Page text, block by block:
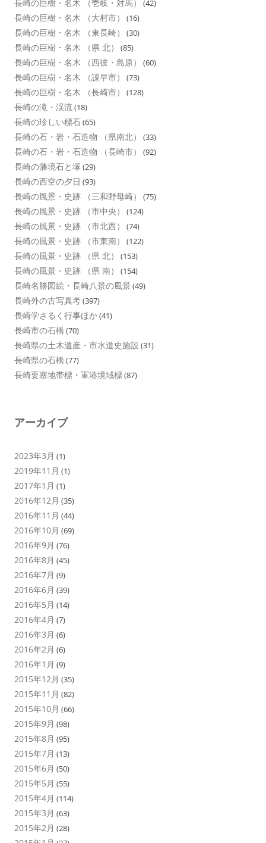
長崎の巨樹・名木 （壱岐・対馬） (42)
長崎の巨樹・名木 （大村市） (16)
長崎の巨樹・名木 （東長崎） (30)
長崎の巨樹・名木 （県 北） (85)
長崎の巨樹・名木 （西彼・島原） (60)
長崎の巨樹・名木 （諌早市） (73)
長崎の巨樹・名木 （長崎市） (128)
長崎の滝・渓流(18)
長崎の珍しい標石(65)
長崎の石・岩・石造物 （県南北） (33)
長崎の石・岩・石造物 （長崎市） (92)
長崎の藩境石と塚 (29)
長崎の西空の夕日 (93)
長崎の風景・史跡 （三和野母崎） (75)
長崎の風景・史跡 （市中央） (124)
長崎の風景・史跡 （市北西） (74)
長崎の風景・史跡 （市東南） (122)
長崎の風景・史跡 （県 北） (153)
長崎の風景・史跡 （県 南） (154)
長崎名勝図絵・長崎八景の風景 (49)
長崎外の古写真考(397)
長崎学さるく行事ほか(41)
長崎市の石橋 (70)
長崎県の土木遺産・市水道史施設 (31)
長崎県の石橋 (77)
長崎要塞地帯標・軍港境域標(87)
アーカイブ
2023年3月 (1)
2019年11月 (1)
2017年1月 (1)
2016年12月 (35)
2016年11月 (44)
2016年10月 (69)
2016年9月 (76)
2016年8月 (45)
2016年7月 (9)
2016年6月 (39)
2016年5月 (14)
2016年4月 (7)
2016年3月 (6)
2016年2月 (6)
2016年1月 (9)
2015年12月 (35)
2015年11月 (82)
2015年10月 (66)
2015年9月 (98)
2015年8月 (95)
2015年7月 (13)
2015年6月 (50)
2015年5月 (55)
2015年4月 (114)
2015年3月 (63)
2015年2月 (28)